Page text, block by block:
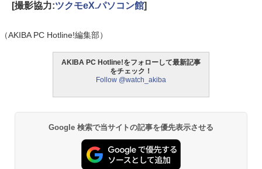
[撮影協力:ツクモeX.パソコン館]
（AKIBA PC Hotline!編集部）
AKIBA PC Hotline!をフォローして最新記事
をチェック！
Follow @watch_akiba
Google 検索で当サイトの記事を優先表示させる